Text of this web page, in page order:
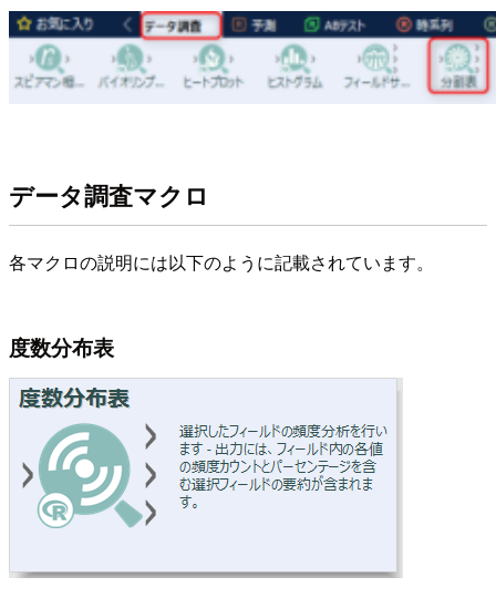
データ調査マクロ
各マクロの説明には以下のように記載されています。
度数分布表